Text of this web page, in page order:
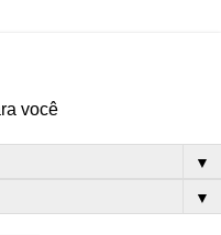
você
▼
▼